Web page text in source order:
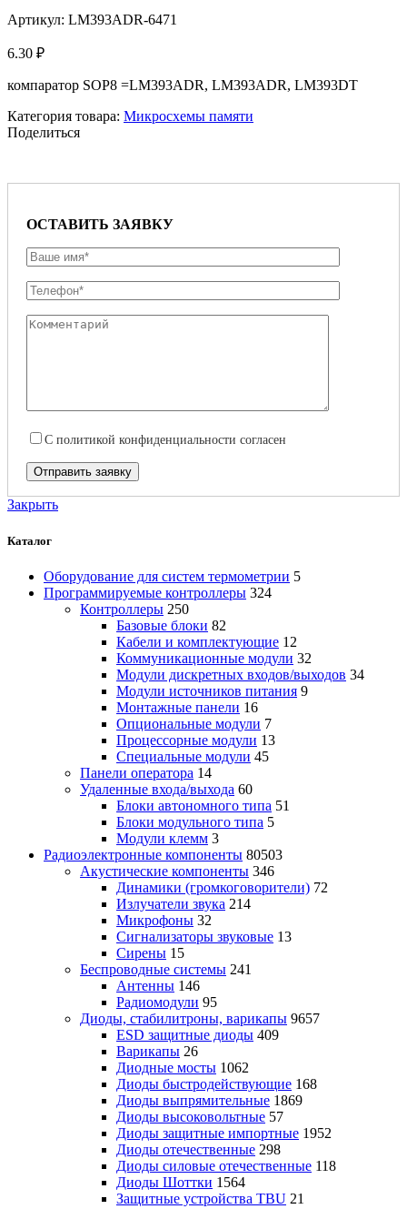
Артикул: LM393ADR-6471
6.30 ₽
компаратор SOP8 =LM393ADR, LM393ADR, LM393DT
Категория товара: Микросхемы памяти
Поделиться
ОСТАВИТЬ ЗАЯВКУ
С политикой конфиденциальности согласен
Закрыть
Каталог
Оборудование для систем термометрии 5
Программируемые контроллеры 324
Контроллеры 250
Базовые блоки 82
Кабели и комплектующие 12
Коммуникационные модули 32
Модули дискретных входов/выходов 34
Модули источников питания 9
Монтажные панели 16
Опциональные модули 7
Процессорные модули 13
Специальные модули 45
Панели оператора 14
Удаленные входа/выхода 60
Блоки автономного типа 51
Блоки модульного типа 5
Модули клемм 3
Радиоэлектронные компоненты 80503
Акустические компоненты 346
Динамики (громкоговорители) 72
Излучатели звука 214
Микрофоны 32
Сигнализаторы звуковые 13
Сирены 15
Беспроводные системы 241
Антенны 146
Радиомодули 95
Диоды, стабилитроны, варикапы 9657
ESD защитные диоды 409
Варикапы 26
Диодные мосты 1062
Диоды быстродействующие 168
Диоды выпрямительные 1869
Диоды высоковольтные 57
Диоды защитные импортные 1952
Диоды отечественные 298
Диоды силовые отечественные 118
Диоды Шоттки 1564
Защитные устройства TBU 21